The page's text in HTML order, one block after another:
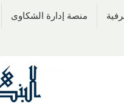
منصة إدارة الشكاوى